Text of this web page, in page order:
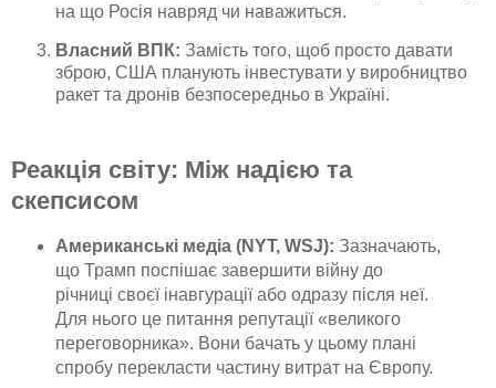
на що Росія навряд чи наважиться.
Власний ВПК: Замість того, щоб просто давати
зброю, США планують інвестувати у виробництво
ракет та дронів безпосередньо в Україні.
Реакція світу: Між надією та
скепсисом
Американські медіа (NYT, WSJ): Зазначають,
що Трамп поспішає завершити війну до
річниці своєї інавгурації або одразу після неї.
Для нього це питання репутації «великого
переговорника». Вони бачать у цьому плані
спробу перекласти частину витрат на Європу.